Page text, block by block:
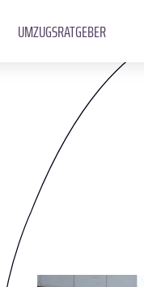
UMZUGSRATGEBER